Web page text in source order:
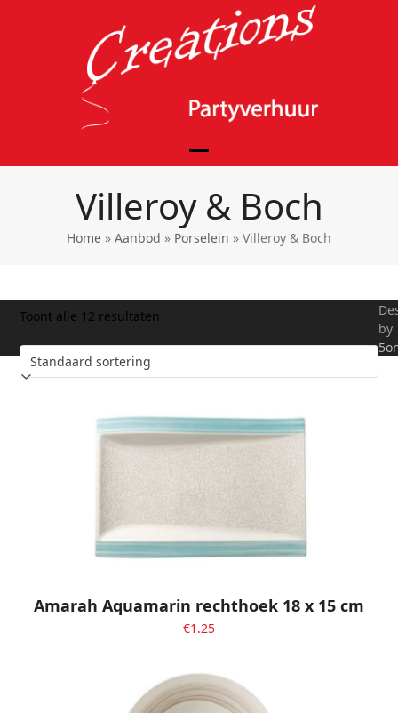
Open
mobile
menu
Close
mobile
menu
Villeroy & Boch
Home » Aanbod » Porselein » Villeroy & Boch
Toont alle 12 resultaten
Amarah Aquamarin rechthoek 18 x 15 cm
€1.25
by